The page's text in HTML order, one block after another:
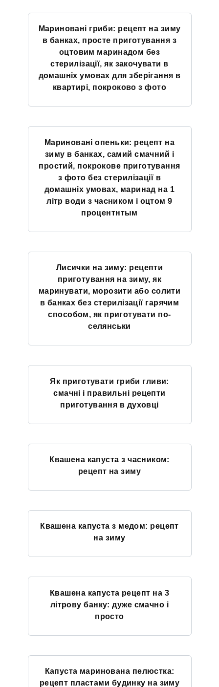
Мариновані гриби: рецепт на зиму
в банках, просте приготування з
оцтовим маринадом без
стерилізації, як закочувати в
домашніх умовах для зберігання в
квартирі, покроково з фото
Мариновані опеньки: рецепт на
зиму в банках, самий смачний і
простий, покрокове приготування
з фото без стерилізації в
домашніх умовах, маринад на 1
літр води з часником і оцтом 9
процентнтым
Лисички на зиму: рецепти
приготування на зиму, як
маринувати, морозити або солити
в банках без стерилізації гарячим
способом, як приготувати по-
селянськи
Як приготувати гриби гливи:
смачні і правильні рецепти
приготування в духовці
Квашена капуста з часником:
рецепт на зиму
Квашена капуста з медом: рецепт
на зиму
Квашена капуста рецепт на 3
літрову банку: дуже смачно і
просто
Капуста маринована пелюстка:
рецепт пластами будинку на зиму